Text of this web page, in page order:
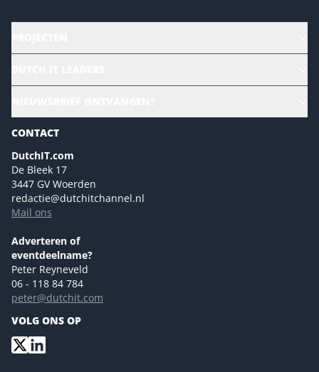
Sustainability | Green IT
Marketing- en contentmogelijkheden 2026
Events- en sponsormogelijkheden 2026
Ons team
Colofon
Tip de redactie
Versturen
CONTACT
DutchIT.com
De Bleek 17
3447 GV Woerden
redactie@dutchitchannel.nl
Mail ons
Adverteren of
eventdeelname?
Peter Reyneveld
06 - 118 84 784
peter@dutchit.com
VOLG ONS OP